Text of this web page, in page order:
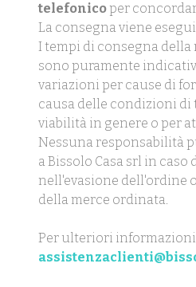
telefonicoper
La consegna viene
I tempi di consegna
sono puramente
variazioni per cause di
causa delle condizioni di
viabilità in genere o per
Nessuna responsabilità
a Bissolo Casa srl in caso
nell'evasione dell'ordine
della merce ordinata.
Per ulteriori